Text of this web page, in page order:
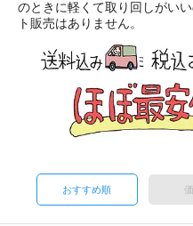
のときに軽くて取り回しがい
ト販売はありません。
おすすめ順